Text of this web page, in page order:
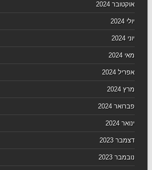
אוקטובר 2024
יולי 2024
יוני 2024
מאי 2024
אפריל 2024
מרץ 2024
פברואר 2024
ינואר 2024
דצמבר 2023
נובמבר 2023